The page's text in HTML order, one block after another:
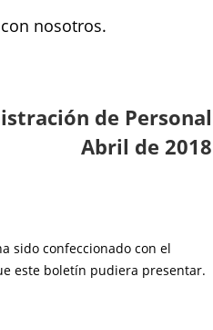
nosotros.
de Personal
Abril de 2018
sido confeccionado con el
este boletín pudiera presentar.